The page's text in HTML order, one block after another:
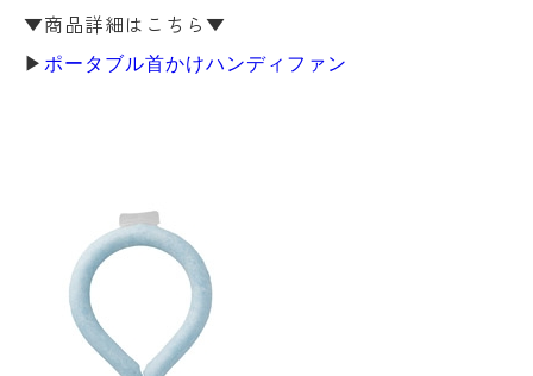
▼商品詳細はこちら▼
▶ ポータブル首かけハンディファン